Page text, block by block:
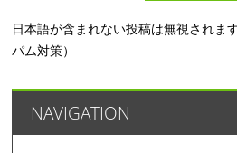
日本語が含まれない投稿は無視されま
パム対策）
NAVIGATION